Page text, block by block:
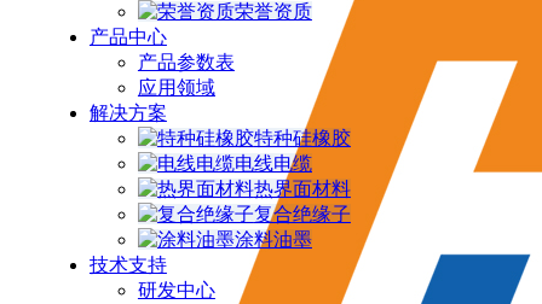
荣誉资质
产品中心
产品参数表
应用领域
解决方案
特种硅橡胶
电线电缆
热界面材料
复合绝缘子
涂料油墨
技术支持
研发中心